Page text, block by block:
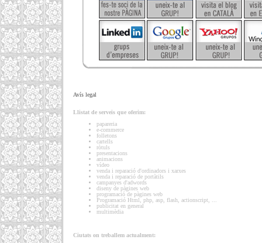
Avís legal
Llistat de serveis que oferim:
papareria
e-commerce
folletons
cartells
ròtuls
presentacions
animacions
vídeo
venda i reparació d'ordinadors i xarxes
venda i reparació de portàtils
campanyes d'adwords
diseny de pàgines web
programació de pàgines web
Programació Html, php, asp, flash, actionscript, ...
publicitat en general
multimèdia
Ciutats on treballem actualment: